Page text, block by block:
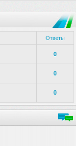
Ответы
0
0
0